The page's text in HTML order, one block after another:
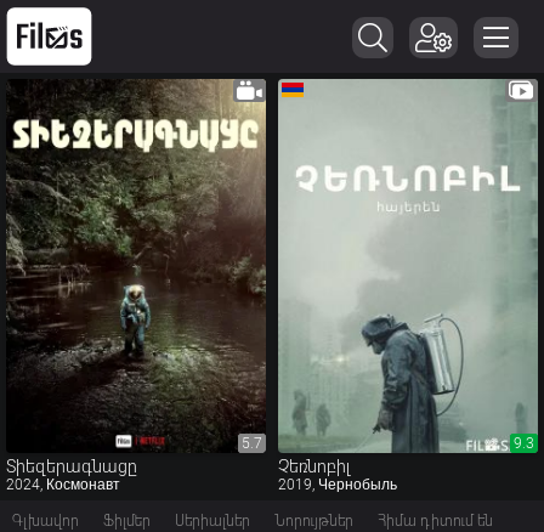
5.7
5.7
Տիեզերագնացը
2024, Космонавт
9.3
9.3
Չեռնոբիլ
2019, Чернобыль
Գլխավոր Ֆիլմեր Սերիալներ Նորույթներ Հիմա դիտում են